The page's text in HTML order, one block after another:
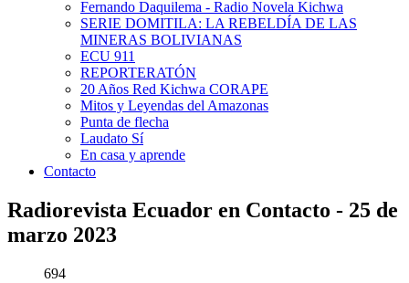
Fernando Daquilema - Radio Novela Kichwa
SERIE DOMITILA: LA REBELDÍA DE LAS
MINERAS BOLIVIANAS
ECU 911
REPORTERATÓN
20 Años Red Kichwa CORAPE
Mitos y Leyendas del Amazonas
Punta de flecha
Laudato Sí
En casa y aprende
Contacto
Radiorevista Ecuador en Contacto - 25 de
marzo 2023
694